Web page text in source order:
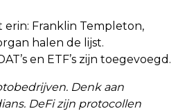
erin: Franklin Templeton,
halen de lijst.
en ETF’s zijn toegevoegd.
Denk aan
DeFi zijn protocollen